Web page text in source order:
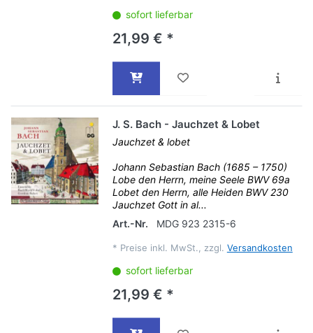
sofort lieferbar
21,99 € *
J. S. Bach - Jauchzet & Lobet
Jauchzet & lobet
Johann Sebastian Bach (1685 – 1750)
Lobe den Herrn, meine Seele BWV 69a
Lobet den Herrn, alle Heiden BWV 230
Jauchzet Gott in al...
Art.-Nr.
MDG 923 2315-6
* Preise inkl. MwSt., zzgl. Versandkosten
sofort lieferbar
21,99 € *